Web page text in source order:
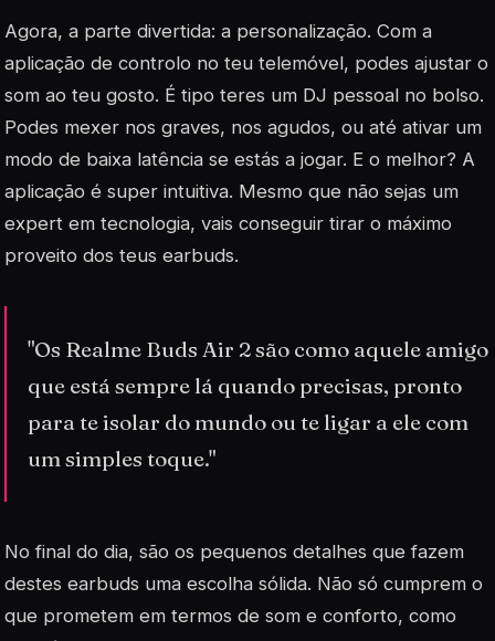
Agora, a parte divertida: a personalização. Com a
aplicação de controlo no teu telemóvel, podes ajustar o
som ao teu gosto. É tipo teres um DJ pessoal no bolso.
Podes mexer nos graves, nos agudos, ou até ativar um
modo de baixa latência se estás a jogar. E o melhor? A
aplicação é super intuitiva. Mesmo que não sejas um
expert em tecnologia, vais conseguir tirar o máximo
proveito dos teus earbuds.
"Os Realme Buds Air 2 são como aquele amigo
que está sempre lá quando precisas, pronto
para te isolar do mundo ou te ligar a ele com
um simples toque."
No final do dia, são os pequenos detalhes que fazem
destes earbuds uma escolha sólida. Não só cumprem o
que prometem em termos de som e conforto, como